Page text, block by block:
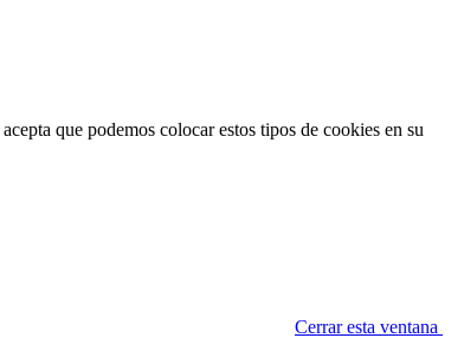
que podemos colocar estos tipos de cookies en su
Cerrar esta ventana